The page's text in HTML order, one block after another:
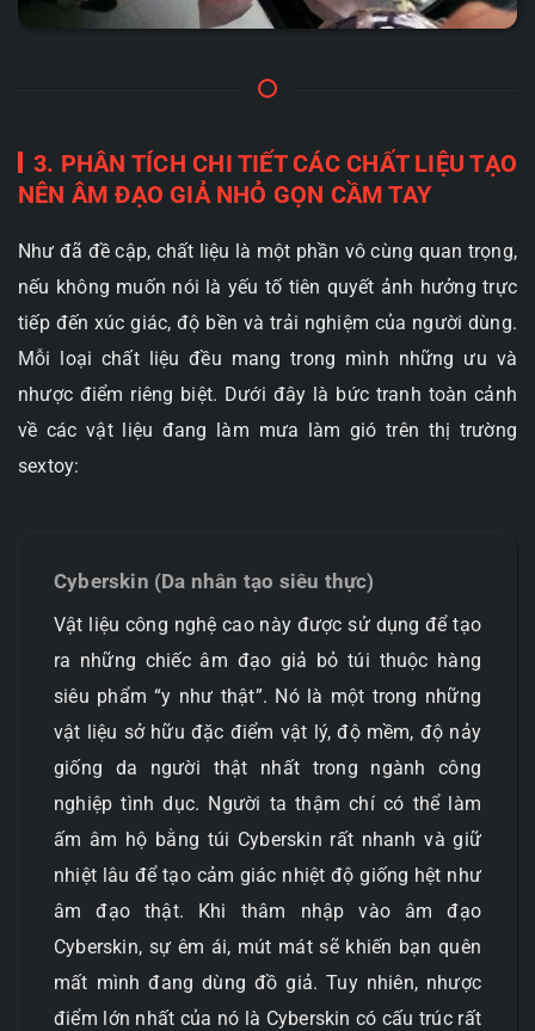
3. PHÂN TÍCH CHI TIẾT CÁC CHẤT LIỆU TẠO
NÊN ÂM ĐẠO GIẢ NHỎ GỌN CẦM TAY
Như đã đề cập, chất liệu là một phần vô cùng quan trọng,
nếu không muốn nói là yếu tố tiên quyết ảnh hưởng trực
tiếp đến xúc giác, độ bền và trải nghiệm của người dùng.
Mỗi loại chất liệu đều mang trong mình những ưu và
nhược điểm riêng biệt. Dưới đây là bức tranh toàn cảnh
về các vật liệu đang làm mưa làm gió trên thị trường
sextoy:
Cyberskin (Da nhân tạo siêu thực)
Vật liệu công nghệ cao này được sử dụng để tạo
ra những chiếc âm đạo giả bỏ túi thuộc hàng
siêu phẩm “y như thật”. Nó là một trong những
vật liệu sở hữu đặc điểm vật lý, độ mềm, độ nảy
giống da người thật nhất trong ngành công
nghiệp tình dục. Người ta thậm chí có thể làm
ấm âm hộ bằng túi Cyberskin rất nhanh và giữ
nhiệt lâu để tạo cảm giác nhiệt độ giống hệt như
âm đạo thật. Khi thâm nhập vào âm đạo
Cyberskin, sự êm ái, mút mát sẽ khiến bạn quên
mất mình đang dùng đồ giả. Tuy nhiên, nhược
điểm lớn nhất của nó là Cyberskin có cấu trúc rất